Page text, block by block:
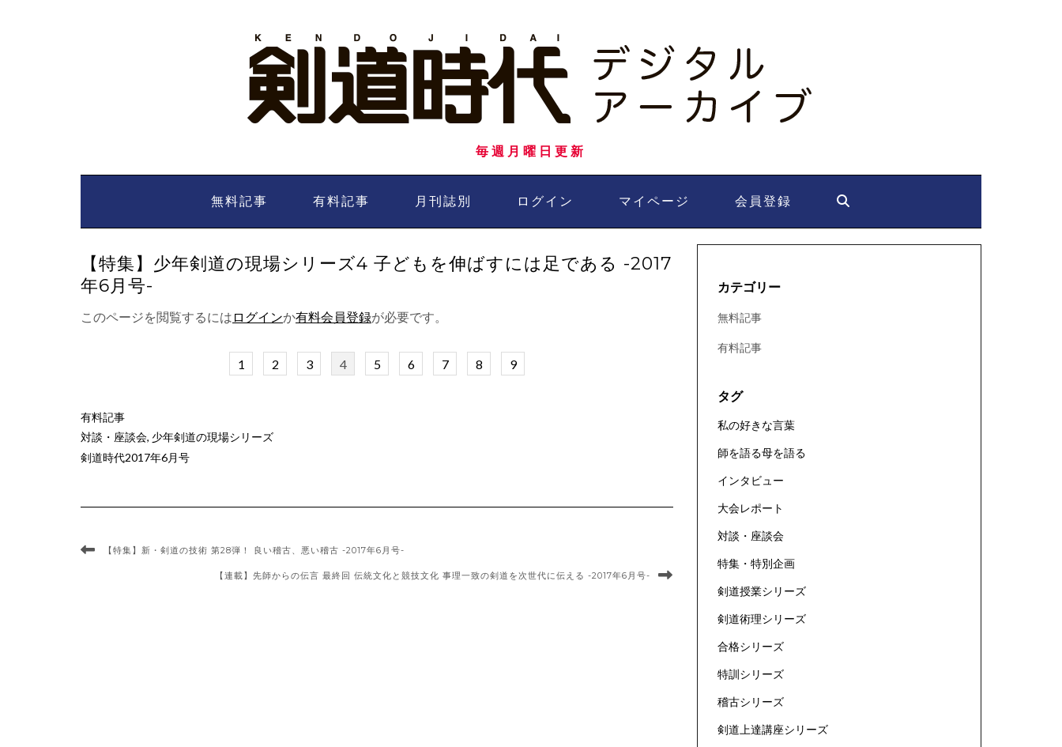
毎週月曜日更新
無料記事 有料記事 月刊誌別 ログイン マイページ 会員登録
【特集】少年剣道の現場シリーズ4 子どもを伸ばすには足である -2017
年6月号-
このページを閲覧するには ログインか有料会員登録が必要です。
1 2 3 4 5 6 7 8 9
有料記事
対談・座談会, 少年剣道の現場シリーズ
剣道時代2017年6月号
【特集】新・剣道の技術 第28弾！ 良い稽古、悪い稽古 -2017年6月号-
【連載】先師からの伝言 最終回 伝統文化と競技文化 事理一致の剣道を次世代に伝える -2017年6月号-
カテゴリー
無料記事
有料記事
タグ
私の好きな言葉
師を語る母を語る
インタビュー
大会レポート
対談・座談会
特集・特別企画
剣道授業シリーズ
剣道術理シリーズ
合格シリーズ
特訓シリーズ
稽古シリーズ
剣道上達講座シリーズ